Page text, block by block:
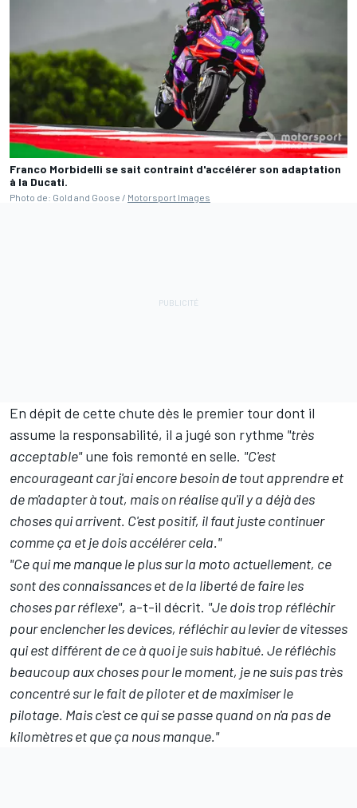
Franco Morbidelli se sait contraint d'accélérer son adaptation
à la Ducati.
Photo de: Gold and Goose / Motorsport Images
En dépit de cette chute dès le premier tourdont il
assume la responsabilité, il a jugé son rythme "très
acceptable"une fois remonté en selle. "C'est
encourageant car j'ai encore besoin de tout apprendre et
de m'adapter à tout, mais on réalise qu'il y a déjà des
choses qui arrivent. C'est positif, il faut juste continuer
comme ça et je dois accélérer cela."
"Ce qui me manque le plus sur la moto actuellement, ce
sont des connaissances et de la liberté de faire les
choses par réflexe", a-t-il décrit. "Je dois trop réfléchir
pour enclencher les devices, réfléchir au levier de vitesses
qui est différent de ce à quoi je suis habitué. Je réfléchis
beaucoup aux choses pour le moment, je ne suis pas très
concentré sur le fait de piloter et de maximiser le
pilotage. Mais c'est ce qui se passe quand on n'a pas de
kilomètres et que ça nous manque."